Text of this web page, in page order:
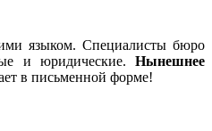
языком. Специалисты бюро
и юридические. Нынешнее
в письменной форме!